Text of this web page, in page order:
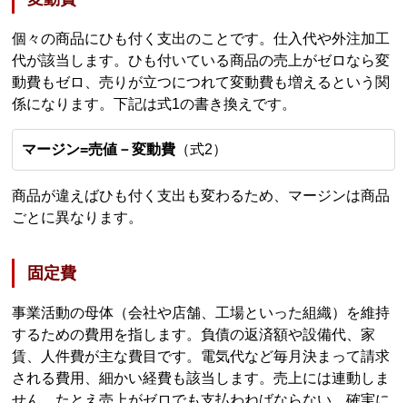
個々の商品にひも付く支出のことです。仕入代や外注加工
代が該当します。ひも付いている商品の売上がゼロなら変
動費もゼロ、売りが立つにつれて変動費も増えるという関
係になります。下記は式1の書き換えです。
マージン=売値－変動費 （式2）
商品が違えばひも付く支出も変わるため、マージンは商品
ごとに異なります。
固定費
事業活動の母体（会社や店舗、工場といった組織）を維持
するための費用を指します。負債の返済額や設備代、家
賃、人件費が主な費目です。電気代など毎月決まって請求
される費用、細かい経費も該当します。売上には連動しま
せん。たとえ売上がゼロでも支払わねばならない、確実に